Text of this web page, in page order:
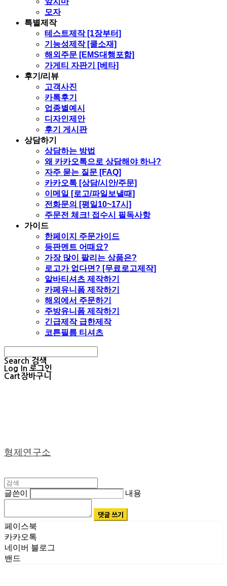
모자
특별제작
테스트제작 [1장부터]
기능성제작 [쿨소재]
해외주문 [EMS대행포함]
가게티 자판기 [베타]
후기/리뷰
고객사진
카톡후기
업종별예시
디자인제안
후기 게시판
상담하기
상담하는 방법
왜 카카오톡으로 상담해야 하나?
자주 묻는 질문 [FAQ]
카카오톡 [상담/시안/주문]
이메일 [로고/파일보낼때]
전화문의 [평일10~17시]
주문전 체크! 접수시 필독사항
가이드
한페이지 주문가이드
등판멘트 어때요?
가장 많이 팔리는 상품은?
로고가 없다면? [무료로고제작]
알바티셔츠 제작하기
카페유니폼 제작하기
해외에서 주문하기
주방유니폼 제작하기
긴급제작 급한제작
코튼필름 티셔츠
Search 검색
Log In 로그인
Cart장바구니
형제연구소
글쓴이 내용
댓글 쓰기
페이스북
카카오톡
네이버 블로그
밴드